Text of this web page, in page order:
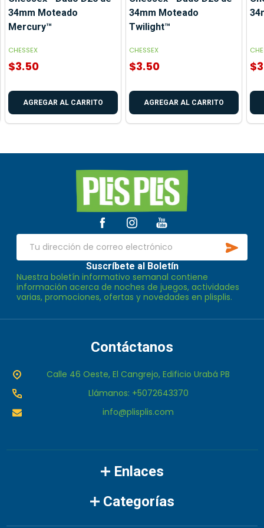
34mm Moteado
Mercury™
CHESSEX
$3.50
AGREGAR AL CARRITO
34mm Moteado
Twilight™
CHESSEX
$3.50
AGREGAR AL CARRITO
página
Dirección
correo
electrónico
Suscríbete al Boletín
Nuestra boletín informativo semanal contiene
información acerca de noches de juegos, actividades
varias, promociones, ofertas y novedades en plisplis.
Contáctanos
Calle 46 Oeste, El Cangrejo, Edificio Urabá PB
Llámanos: +5072643370
info@plisplis.com
Enlaces
Categorías